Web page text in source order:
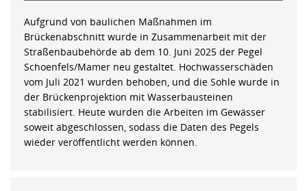
Aufgrund von baulichen Maßnahmen im
Brückenabschnitt wurde in Zusammenarbeit mit der
Straßenbaubehörde ab dem 10. Juni 2025 der Pegel
Schoenfels/Mamer neu gestaltet. Hochwasserschäden
vom Juli 2021 wurden behoben, und die Sohle wurde in
der Brückenprojektion mit Wasserbausteinen
stabilisiert. Heute wurden die Arbeiten im Gewässer
soweit abgeschlossen, sodass die Daten des Pegels
wieder veröffentlicht werden können.